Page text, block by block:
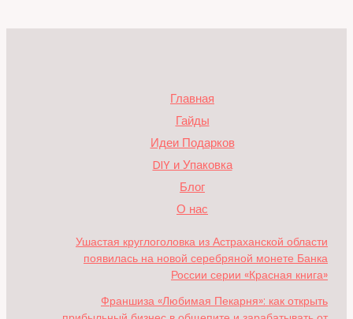
Главная
Гайды
Идеи Подарков
DIY и Упаковка
Блог
О нас
Ушастая круглоголовка из Астраханской области
появилась на новой серебряной монете Банка
России серии «Красная книга»
Франшиза «Любимая Пекарня»: как открыть